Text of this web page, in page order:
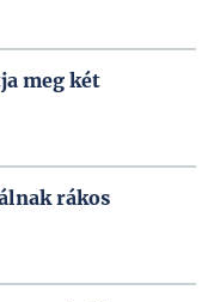
meg két
rákos